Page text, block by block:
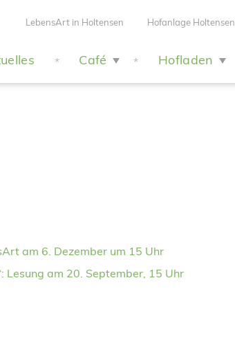
LebensArt in Holtensen Hofanlage Holtensen
* Café * Hofladen
am 6. Dezember um 15 Uhr
Lesung am 20. September, 15 Uhr